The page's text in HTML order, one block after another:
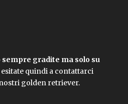
gradite ma solo su
quindi a contattarci
golden retriever.